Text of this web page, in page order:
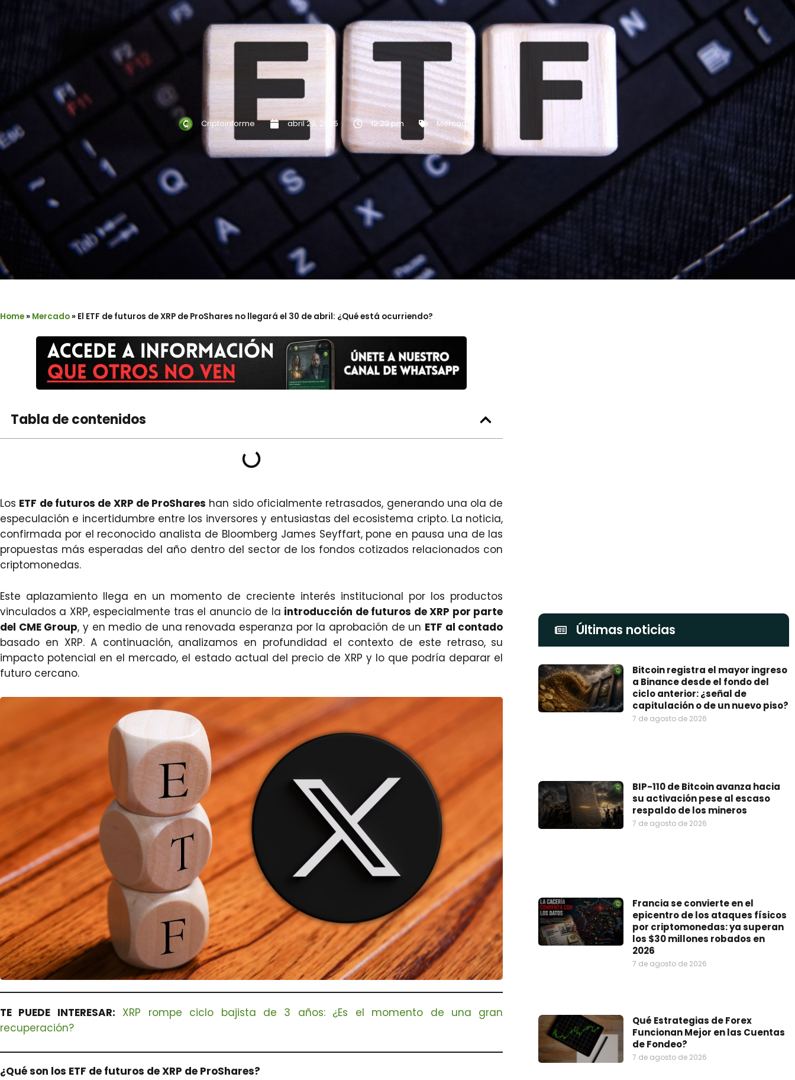
Criptoinforme abril 29, 2025 12:23 pm Mercado
Home» Mercado» El ETF de futuros de XRP de ProShares no llegará el 30 de abril: ¿Qué está ocurriendo?
Tabla de contenidos
Los ETF de futuros de XRP de ProShares han sido oficialmente retrasados, generando una ola de
especulación e incertidumbre entre los inversores y entusiastas del ecosistema cripto. La noticia,
confirmada por el reconocido analista de Bloomberg James Seyffart, pone en pausa una de las
propuestas más esperadas del año dentro del sector de los fondos cotizados relacionados con
criptomonedas.
Este aplazamiento llega en un momento de creciente interés institucional por los productos
vinculados a XRP, especialmente tras el anuncio de la introducción de futuros de XRP por parte
del CME Group, y en medio de una renovada esperanza por la aprobación de un ETF al contado
basado en XRP. A continuación, analizamos en profundidad el contexto de este retraso, su
impacto potencial en el mercado, el estado actual del precio de XRP y lo que podría deparar el
futuro cercano.
TE PUEDE INTERESAR: XRP rompe ciclo bajista de 3 años: ¿Es el momento de una gran
recuperación?
¿Qué son los ETF de futuros de XRP de ProShares?
Últimas noticias
Bitcoin registra el mayor ingreso
a Binance desde el fondo del
ciclo anterior: ¿señal de
capitulación o de un nuevo piso?
7 de agosto de 2026
BIP-110 de Bitcoin avanza hacia
su activación pese al escaso
respaldo de los mineros
7 de agosto de 2026
Francia se convierte en el
epicentro de los ataques físicos
por criptomonedas: ya superan
los $30 millones robados en
2026
7 de agosto de 2026
Qué Estrategias de Forex
Funcionan Mejor en las Cuentas
de Fondeo?
7 de agosto de 2026